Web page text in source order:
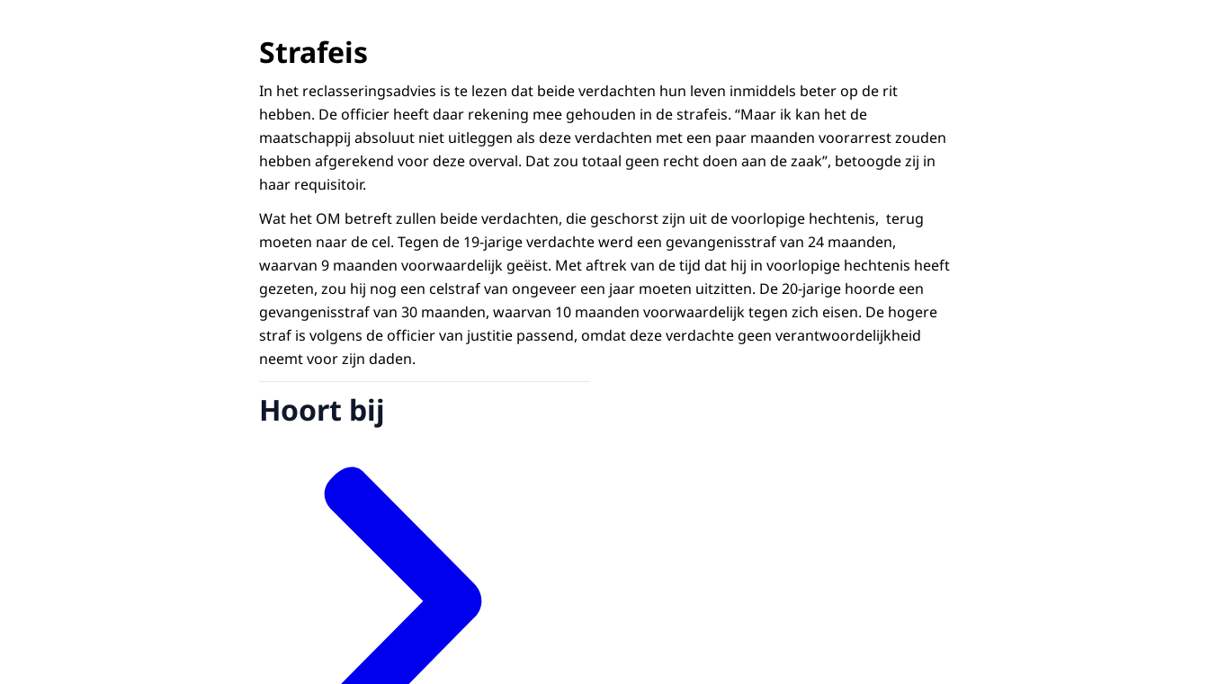
Strafeis
In het reclasseringsadvies is te lezen dat beide verdachten hun leven inmiddels beter op de rit
hebben. De officier heeft daar rekening mee gehouden in de strafeis. “Maar ik kan het de
maatschappij absoluut niet uitleggen als deze verdachten met een paar maanden voorarrest zouden
hebben afgerekend voor deze overval. Dat zou totaal geen recht doen aan de zaak”, betoogde zij in
haar requisitoir.
Wat het OM betreft zullen beide verdachten, die geschorst zijn uit de voorlopige hechtenis, terug
moeten naar de cel. Tegen de 19-jarige verdachte werd een gevangenisstraf van 24 maanden,
waarvan 9 maanden voorwaardelijk geëist. Met aftrek van de tijd dat hij in voorlopige hechtenis heeft
gezeten, zou hij nog een celstraf van ongeveer een jaar moeten uitzitten. De 20-jarige hoorde een
gevangenisstraf van 30 maanden, waarvan 10 maanden voorwaardelijk tegen zich eisen. De hogere
straf is volgens de officier van justitie passend, omdat deze verdachte geen verantwoordelijkheid
neemt voor zijn daden.
Hoort bij